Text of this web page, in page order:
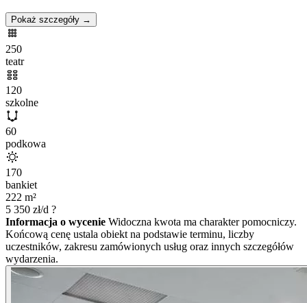
Pokaż szczegóły →
250
teatr
120
szkolne
60
podkowa
170
bankiet
222 m²
5 350 zł/d ?
Informacja o wycenie Widoczna kwota ma charakter pomocniczy.
Końcową cenę ustala obiekt na podstawie terminu, liczby
uczestników, zakresu zamówionych usług oraz innych szczegółów
wydarzenia.